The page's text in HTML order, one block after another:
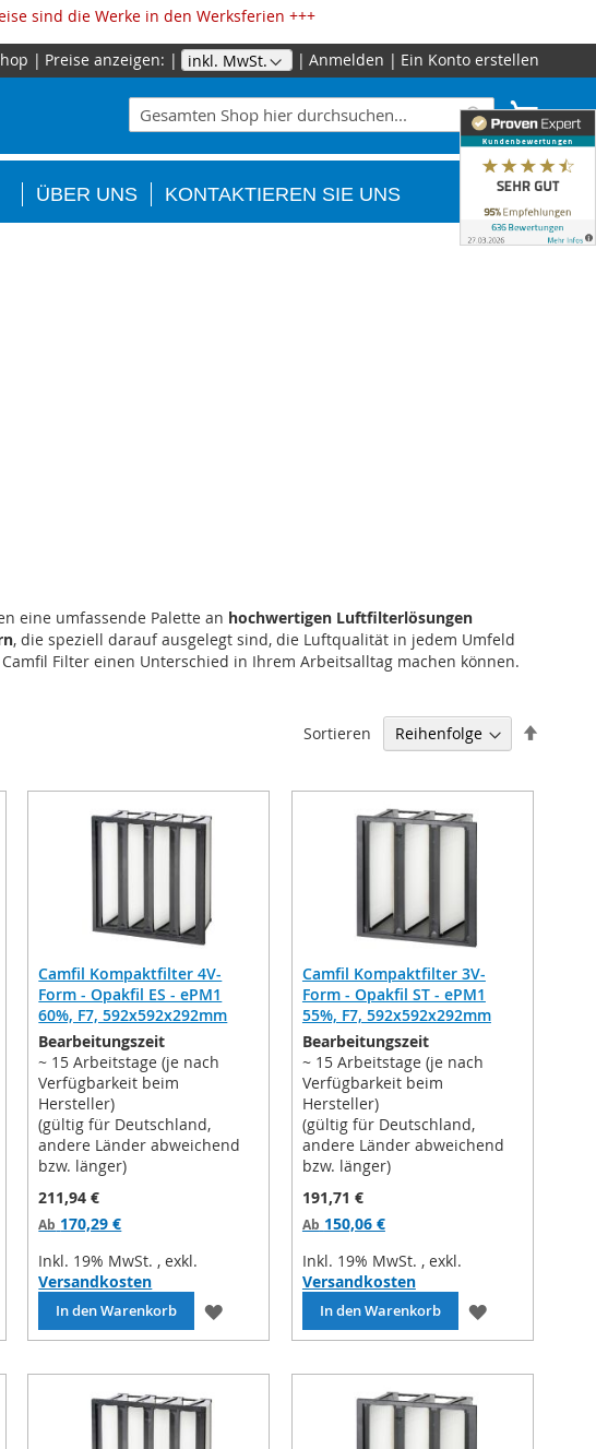
sind die Werke in den Werksferien +++
Zum
Preise anzeigen: Anmelden Ein Konto erstellen
Mein
Suche
Suche
ÜBER UNS KONTAKTIEREN SIE UNS
eine umfassende Palette an hochwertigen Luftfilterlösungen
, die speziell darauf ausgelegt sind, die Luftqualität in jedem Umfeld
Filter einen Unterschied in Ihrem Arbeitsalltag machen können.
Sortieren
Camfil Kompaktfilter 4V-
Form - Opakfil ES - ePM1
60%, F7, 592x592x292mm
Bearbeitungszeit
~ 15 Arbeitstage (je nach
Verfügbarkeit beim
Hersteller)
(gültig für Deutschland,
andere Länder abweichend
bzw. länger)
211,94 €
Ab 170,29 €
Inkl. 19% MwSt. , exkl.
Versandkosten
In den Warenkorb
ZUR
WUNSCHLISTE
Camfil Kompaktfilter 3V-
Form - Opakfil ST - ePM1
55%, F7, 592x592x292mm
Bearbeitungszeit
~ 15 Arbeitstage (je nach
Verfügbarkeit beim
Hersteller)
(gültig für Deutschland,
andere Länder abweichend
bzw. länger)
191,71 €
Ab 150,06 €
Inkl. 19% MwSt. , exkl.
Versandkosten
In den Warenkorb
ZUR